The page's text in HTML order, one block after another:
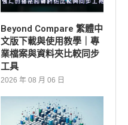
Beyond Compare 繁體中
文版下載與使用教學｜專
業檔案與資料夾比較同步
工具
2026 年 08 月 06 日